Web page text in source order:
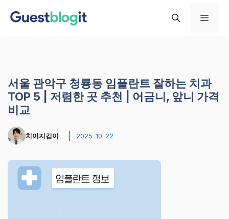
메
서울 관악구 청룡동 임플란트 잘하는 치과
TOP 5 | 저렴한 곳 추천 | 어금니, 앞니 가격
비교
치아지킴이 2025-10-22